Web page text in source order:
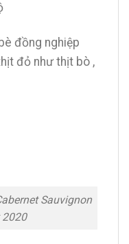
đồng nghiệp
đỏ như thịt bò ,
Sauvignon